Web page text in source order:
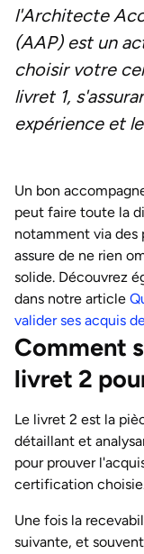
l'Architecte
(AAP) est un
choisir votre
livret 1,
expérience et
Un bon
peut faire toute la
notamment via des
assure de ne rien
solide. Découvrez
dans notre article
valider ses acquis
Comment
livret 2
Le livret 2 est la
détaillant et
pour prouver
certification
Une fois la
suivante, et